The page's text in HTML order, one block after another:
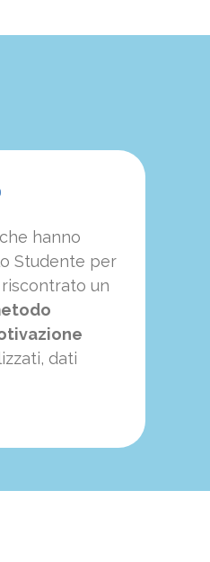
che hanno
Studente per
un
dati